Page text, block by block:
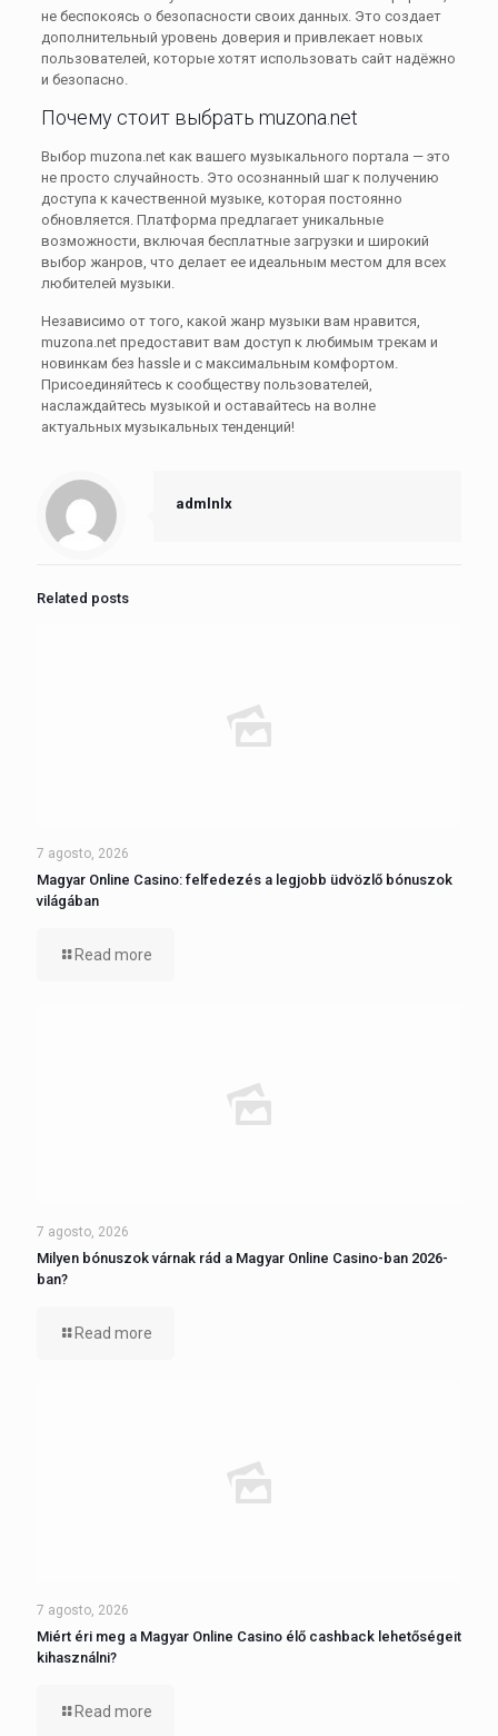
не беспокоясь о безопасности своих данных. Это создает
дополнительный уровень доверия и привлекает новых
пользователей, которые хотят использовать сайт надёжно
и безопасно.
Почему стоит выбрать muzona.net
Выбор muzona.net как вашего музыкального портала — это
не просто случайность. Это осознанный шаг к получению
доступа к качественной музыке, которая постоянно
обновляется. Платформа предлагает уникальные
возможности, включая бесплатные загрузки и широкий
выбор жанров, что делает ее идеальным местом для всех
любителей музыки.
Независимо от того, какой жанр музыки вам нравится,
muzona.net предоставит вам доступ к любимым трекам и
новинкам без hassle и с максимальным комфортом.
Присоединяйтесь к сообществу пользователей,
наслаждайтесь музыкой и оставайтесь на волне
актуальных музыкальных тенденций!
admlnlx
Related posts
7 agosto, 2026
Magyar Online Casino: felfedezés a legjobb üdvözlő bónuszok
világában
Read more
7 agosto, 2026
Milyen bónuszok várnak rád a Magyar Online Casino-ban 2026-
ban?
Read more
7 agosto, 2026
Miért éri meg a Magyar Online Casino élő cashback lehetőségeit
kihasználni?
Read more